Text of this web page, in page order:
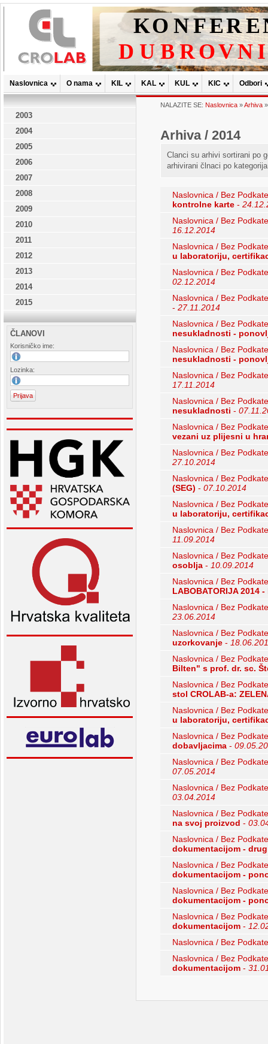
Naslovnica O nama KIL KAL KUL KIC Odbori
2003
2004
2005
2006
2007
2008
2009
2010
2011
2012
2013
2014
2015
ČLANOVI
Korisničko ime:
Lozinka:
NALAZITE SE: Naslovnica »Arhiva
Arhiva / 2014
Clanci su arhivi sortirani po
arhivirani člnaci po
Naslovnica / Bez
kontrolne karte -
Naslovnica / Bez
16.12.2014
Naslovnica / Bez
u laboratoriju,
Naslovnica / Bez
02.12.2014
Naslovnica / Bez
- 27.11.2014
Naslovnica / Bez
nesukladnosti -
Naslovnica / Bez
nesukladnosti -
Naslovnica / Bez
17.11.2014
Naslovnica / Bez
nesukladnosti -
Naslovnica / Bez
vezani uz plijesni u
Naslovnica / Bez
27.10.2014
Naslovnica / Bez
(SEG) - 07.10.2014
Naslovnica / Bez
u laboratoriju,
Naslovnica / Bez
11.09.2014
Naslovnica / Bez
osoblja - 10.09.2014
Naslovnica / Bez
LABOBATORIJA 2014 -
Naslovnica / Bez
23.06.2014
Naslovnica / Bez
uzorkovanje -
Naslovnica / Bez
Bilten" s prof. dr. sc.
Naslovnica / Bez
stol CROLAB-a:
Naslovnica / Bez
u laboratoriju,
Naslovnica / Bez
dobavljacima -
Naslovnica / Bez
07.05.2014
Naslovnica / Bez
03.04.2014
Naslovnica / Bez
na svoj proizvod -
Naslovnica / Bez
dokumentacijom -
Naslovnica / Bez
dokumentacijom -
Naslovnica / Bez
dokumentacijom -
Naslovnica / Bez
dokumentacijom -
Naslovnica / Bez
Naslovnica / Bez
dokumentacijom -